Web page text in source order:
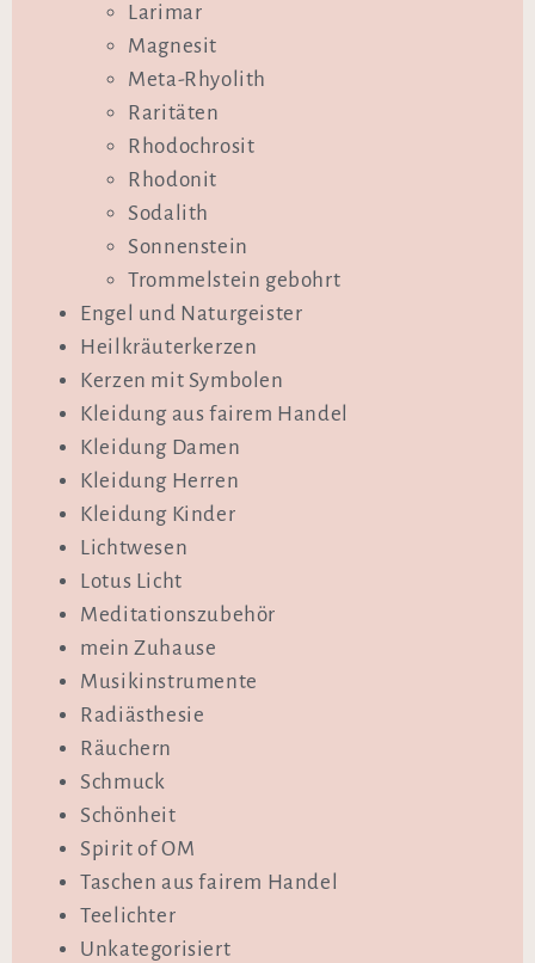
Larimar
Magnesit
Meta-Rhyolith
Raritäten
Rhodochrosit
Rhodonit
Sodalith
Sonnenstein
Trommelstein gebohrt
Engel und Naturgeister
Heilkräuterkerzen
Kerzen mit Symbolen
Kleidung aus fairem Handel
Kleidung Damen
Kleidung Herren
Kleidung Kinder
Lichtwesen
Lotus Licht
Meditationszubehör
mein Zuhause
Musikinstrumente
Radiästhesie
Räuchern
Schmuck
Schönheit
Spirit of OM
Taschen aus fairem Handel
Teelichter
Unkategorisiert